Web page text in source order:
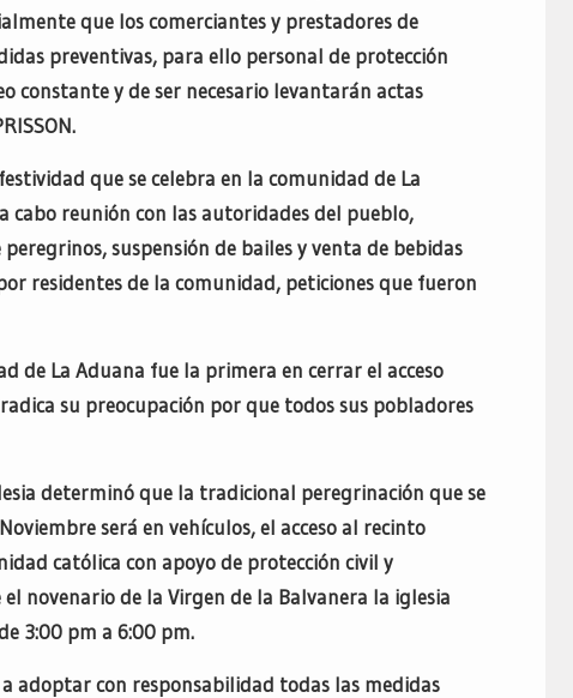
que los comerciantes y prestadores de
preventivas, para ello personal de protección
y de ser necesario levantarán actas
que se celebra en la comunidad de La
cabo reunión con las autoridades del pueblo,
suspensión de bailes y venta de bebidas
residentes de la comunidad, peticiones que fueron
de La Aduana fue la primera en cerrar el acceso
su preocupación por que todos sus pobladores
determinó que la tradicional peregrinación que se
será en vehículos, el acceso al recinto
católica con apoyo de protección civil y
novenario de la Virgen de la Balvanera la iglesia
3:00 pm a 6:00 pm.
adoptar con responsabilidad todas las medidas